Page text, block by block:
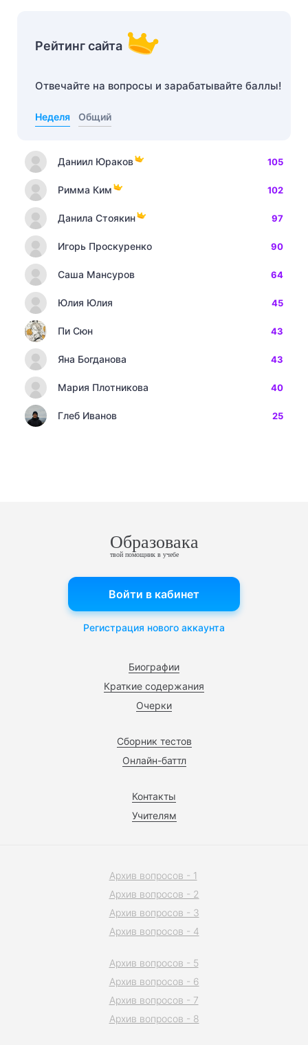
Рейтинг сайта
Отвечайте на вопросы и зарабатывайте баллы!
Неделя Общий
Даниил Юраков 105
Римма Ким 102
Данила Стоякин 97
Игорь Проскуренко 90
Саша Мансуров 64
Юлия Юлия 45
Пи Сюн 43
Яна Богданова 43
Мария Плотникова 40
Глеб Иванов 25
Образовака
твой помощник в учебе
Биографии
Краткие содержания
Очерки
Сборник тестов
Онлайн-баттл
Контакты
Учителям
Войти в кабинет
Регистрация нового аккаунта
Архив вопросов - 1
Архив вопросов - 2
Архив вопросов - 3
Архив вопросов - 4
Архив вопросов - 5
Архив вопросов - 6
Архив вопросов - 7
Архив вопросов - 8